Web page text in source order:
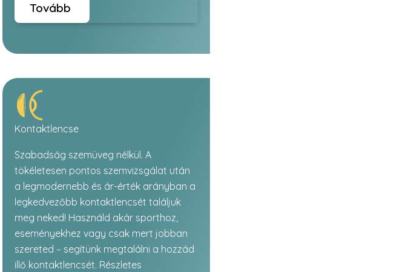
Tovább
Kontaktlencse
Szabadság szemüveg nélkül. A
tökéletesen pontos szemvizsgálat után
a legmodernebb és ár-érték arányban a
legkedvezőbb kontaktlencsét találjuk
meg neked! Használd akár sporthoz,
eseményekhez vagy csak mert jobban
szereted – segítünk megtalálni a hozzád
illő kontaktlencsét. Részletes